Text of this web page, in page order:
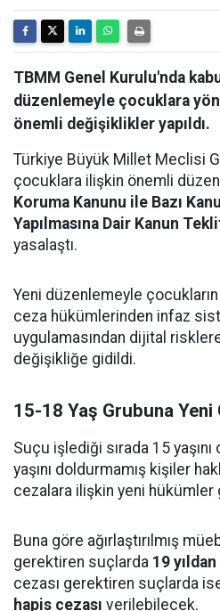
TBMM Genel Kurulu'nda
düzenlemeyle çocuklara
önemli değişiklikler yapıldı.
Türkiye Büyük Millet Meclisi
çocuklara ilişkin önemli
Koruma Kanunu ile Bazı
Yapılmasına Dair Kanun
yasalaştı.
Yeni düzenlemeyle
ceza hükümlerinden infaz
uygulamasından dijital
değişikliğe gidildi.
15-18 Yaş Grubuna Yeni
Suçu işlediği sırada 15
yaşını doldurmamış kişiler
cezalara ilişkin yeni hükümler
Buna göre ağırlaştırılmış
gerektiren suçlarda 19 yıldan
cezası gerektiren suçlarda
hapis cezası verilebilecek.